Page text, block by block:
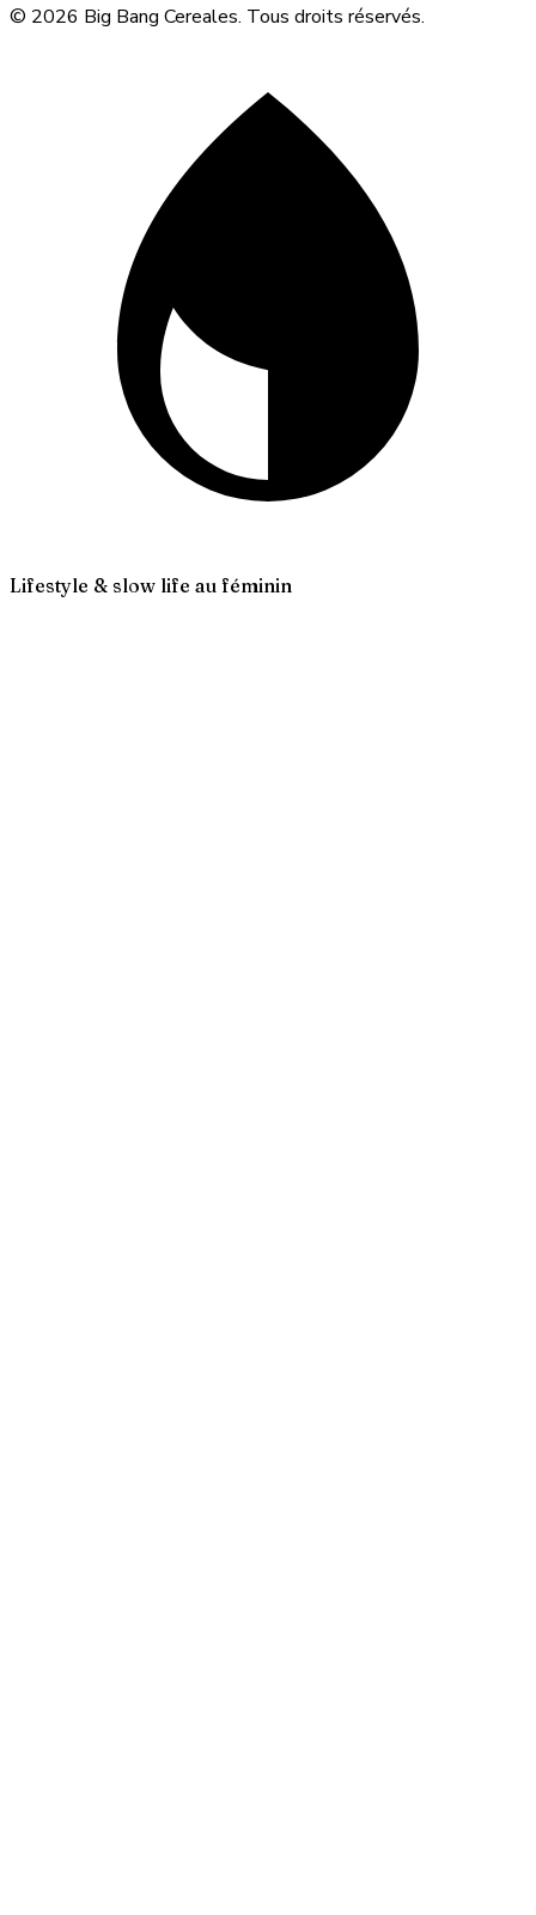
© 2026 Big Bang Cereales. Tous droits réservés.
Lifestyle & slow life au féminin